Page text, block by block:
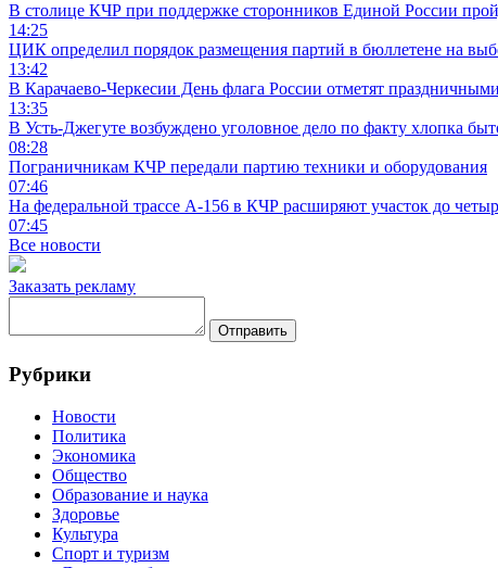
В столице КЧР при поддержке сторонников Единой России
14:25
ЦИК определил порядок размещения партий в бюллетене на
13:42
В Карачаево-Черкесии День флага России отметят
13:35
В Усть-Джегуте возбуждено уголовное дело по факту хлопка
08:28
Пограничникам КЧР передали партию техники и оборудования
07:46
На федеральной трассе А-156 в КЧР расширяют участок до
07:45
Все новости
Заказать рекламу
Отправить
Рубрики
Новости
Политика
Экономика
Общество
Образование и наука
Здоровье
Культура
Спорт и туризм